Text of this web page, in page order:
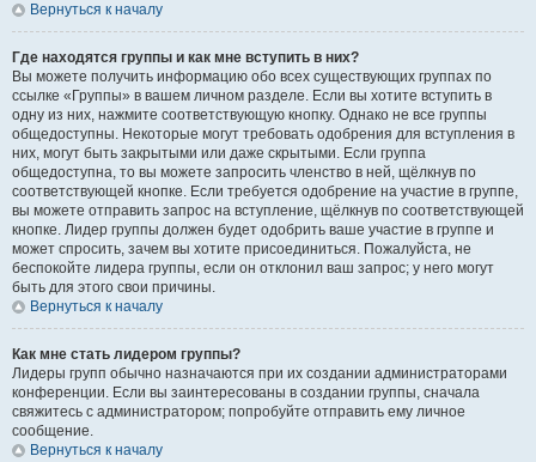
Вернуться к началу
Где находятся группы и как мне вступить в них?
Вы можете получить информацию обо всех существующих группах по
ссылке «Группы» в вашем личном разделе. Если вы хотите вступить в
одну из них, нажмите соответствующую кнопку. Однако не все группы
общедоступны. Некоторые могут требовать одобрения для вступления в
них, могут быть закрытыми или даже скрытыми. Если группа
общедоступна, то вы можете запросить членство в ней, щёлкнув по
соответствующей кнопке. Если требуется одобрение на участие в группе,
вы можете отправить запрос на вступление, щёлкнув по соответствующей
кнопке. Лидер группы должен будет одобрить ваше участие в группе и
может спросить, зачем вы хотите присоединиться. Пожалуйста, не
беспокойте лидера группы, если он отклонил ваш запрос; у него могут
быть для этого свои причины.
Вернуться к началу
Как мне стать лидером группы?
Лидеры групп обычно назначаются при их создании администраторами
конференции. Если вы заинтересованы в создании группы, сначала
свяжитесь с администратором; попробуйте отправить ему личное
сообщение.
Вернуться к началу